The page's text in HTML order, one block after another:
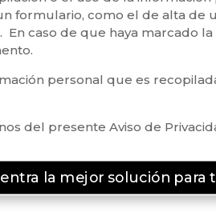
formulario, como el de alta de
caso de que haya marcado
personal que es
del presente Aviso de
la mejor solución para